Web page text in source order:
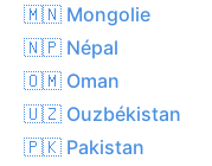
🇲🇳 Mongolie
🇳🇵 Népal
🇴🇲 Oman
🇺🇿 Ouzbékistan
🇵🇰 Pakistan